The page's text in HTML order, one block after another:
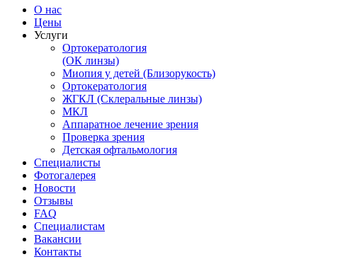
О нас
Цены
Услуги
Ортокератология
(ОК линзы)
Миопия у детей (Близорукость)
Ортокератология
ЖГКЛ (Склеральные линзы)
МКЛ
Аппаратное лечение зрения
Проверка зрения
Детская офтальмология
Специалисты
Фотогалерея
Новости
Отзывы
FAQ
Специалистам
Вакансии
Контакты